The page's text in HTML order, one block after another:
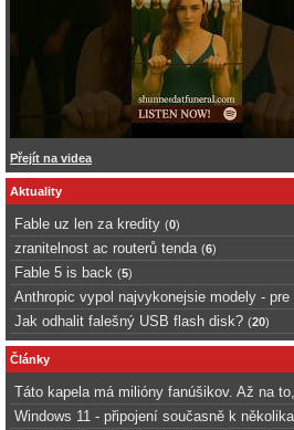
Přejít na videa
Aktuality
Fable uz len za kredity (0)
zranitelnost ac routerů tenda (6)
Fable 5 is back (5)
Anthropic vypol najvykonejsie modely -
Jak odhalit falešný USB flash disk? (20)
Články
Táto kapela má milióny fanúšikov. Až na
Windows 11 - připojení současně k